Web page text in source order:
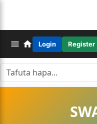
Login Register